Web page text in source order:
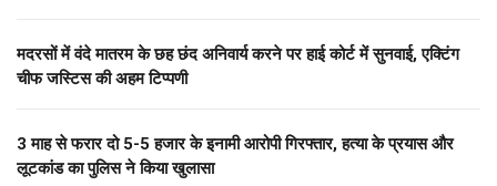
मदरसों में वंदे मातरम के छह छंद अनिवार्य करने पर हाई कोर्ट में सुनवाई, एक्टिंग
चीफ जस्टिस की अहम टिप्पणी
3 माह से फरार दो ₹5-5 हजार के इनामी आरोपी गिरफ्तार, हत्या के प्रयास और
लूटकांड का पुलिस ने किया खुलासा